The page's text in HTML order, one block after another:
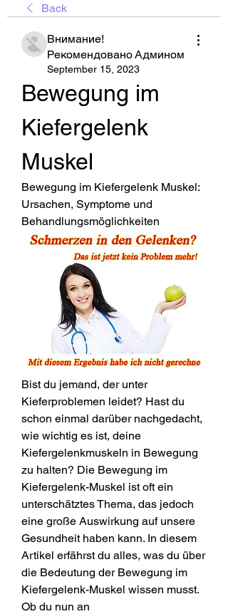
Back
Внимание!
Рекомендовано Админом
September 15, 2023
Bewegung im
Kiefergelenk
Muskel
Bewegung im Kiefergelenk Muskel:
Ursachen, Symptome und
Behandlungsmöglichkeiten
Bist du jemand, der unter
Kieferproblemen leidet? Hast du
schon einmal darüber nachgedacht,
wie wichtig es ist, deine
Kiefergelenkmuskeln in Bewegung
zu halten? Die Bewegung im
Kiefergelenk-Muskel ist oft ein
unterschätztes Thema, das jedoch
eine große Auswirkung auf unsere
Gesundheit haben kann. In diesem
Artikel erfährst du alles, was du über
die Bedeutung der Bewegung im
Kiefergelenk-Muskel wissen musst.
Ob du nun an